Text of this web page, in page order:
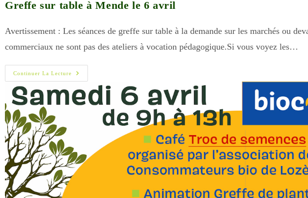
Greffe sur table à Mende le 6 avril
Avertissement : Les séances de greffe sur table à la demande sur les marchés ou
commerciaux ne sont pas des ateliers à vocation pédagogique.Si vous voyez les…
Continuer La Lecture
Greffe
Sur
À
Mende
Le